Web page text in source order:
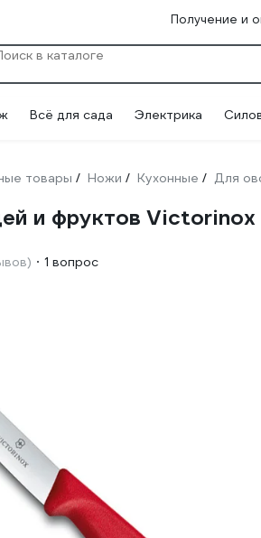
Получение и
Всё для сада Электрика
товары / Ножи / Кухонные / Для
и фруктов Victorinox
1 вопрос